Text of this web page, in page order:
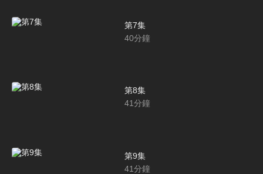
第7集
40分鐘
第8集
41分鐘
第9集
41分鐘